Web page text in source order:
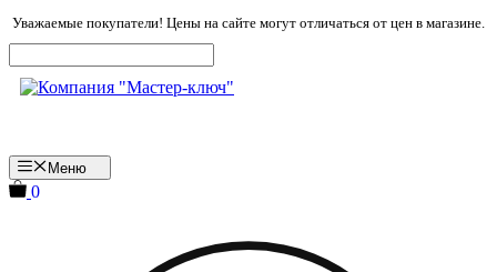
Перейти
к
содержимому
Уважаемые покупатели! Цены на сайте могут отличаться от цен в магазине.
Меню
0